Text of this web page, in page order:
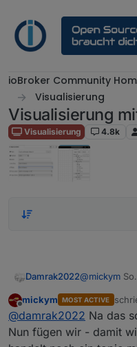
ioBroker Community
Visualisierung
Visualisierung
Visualisierung 4.8k
Damrak2022@mickym So
Offline
mickym MOST ACTIVE
@damrak2022 Na das
Nun fügen wir - damit